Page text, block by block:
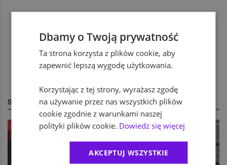
STREFA EKSPERTA
Dbamy o Twoją prywatność
Ta strona korzysta z plików cookie, aby
zapewnić lepszą wygodę użytkowania.
Korzystając z tej strony, wyrażasz zgodę
na używanie przez nas wszystkich plików
cookie zgodnie z warunkami naszej
polityki plików cookie. Dowiedz się więcej
AKCEPTUJ WSZYSTKIE